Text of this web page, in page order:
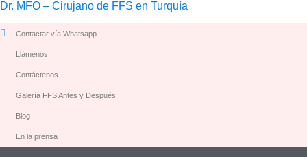
Dr. MFO – Cirujano de FFS en Turquía
Contactar vía Whatsapp
Llámenos
Contáctenos
Galería FFS Antes y Después
Blog
En la prensa